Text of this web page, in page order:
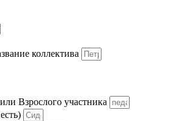
коллектива
Взрослого участника